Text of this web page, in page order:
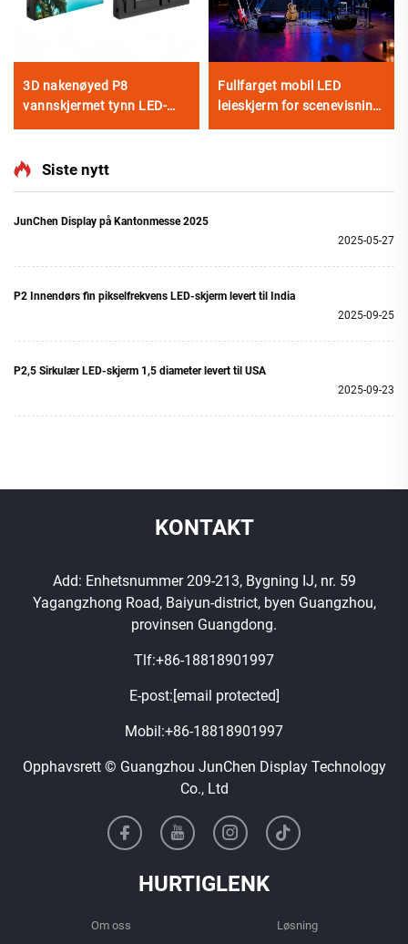
3D nakenøyed P8
vannskjermet tynn LED-
Fullfarget mobil LED
leieskjerm for scenevisning
Siste nytt
JunChen Display på Kantonmesse 2025
2025-05-27
P2 Innendørs fin pikselfrekvens LED-skjerm levert til India
2025-09-25
P2,5 Sirkulær LED-skjerm 1,5 diameter levert til USA
2025-09-23
KONTAKT
Add: Enhetsnummer 209-213, Bygning IJ, nr. 59
Yagangzhong Road, Baiyun-district, byen Guangzhou,
provinsen Guangdong.
Tlf:+86-18818901997
E-post:[email protected]
Mobil:+86-18818901997
Opphavsrett © Guangzhou JunChen Display Technology
Co., Ltd
HURTIGLENK
Om oss
Løsning